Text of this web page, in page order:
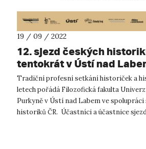
19 / 09 / 2022
12. sjezd českých
tentokrát v Ústí nad
Tradiční profesní setkání historiček a
letech pořádá Filozofická fakulta
Purkyně v Ústí nad Labem ve spolupráci
historiků ČR. Účastníci a účastnice